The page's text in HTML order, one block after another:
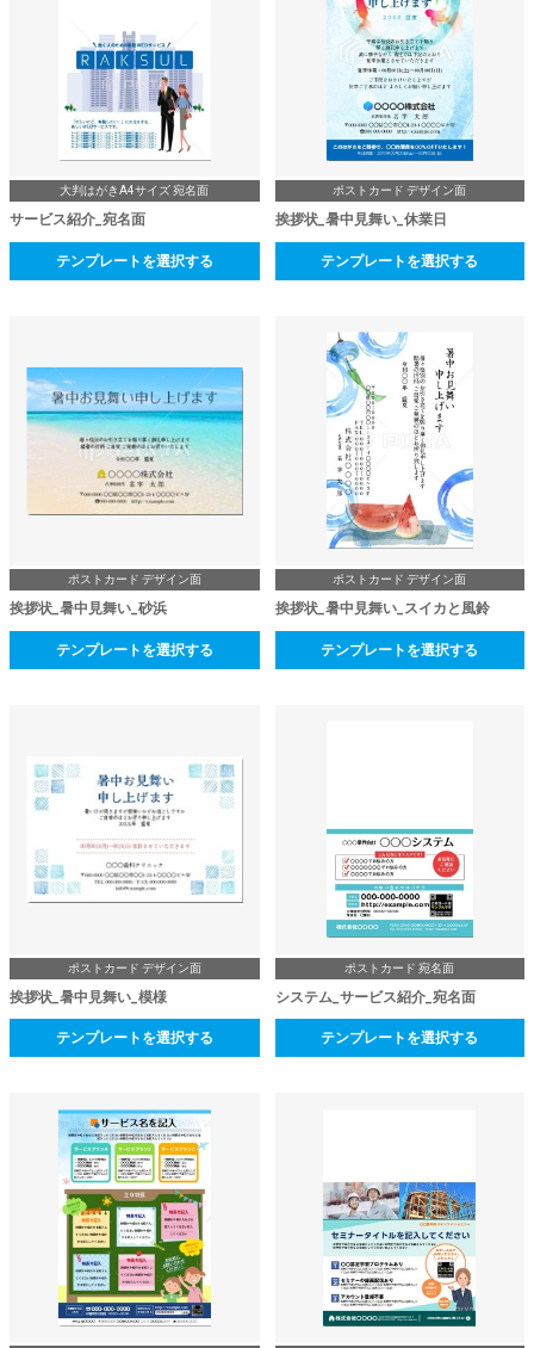
大判はがきA4サイズ 宛名面
サービス紹介_宛名面
テンプレートを選択する
ポストカード デザイン面
挨拶状_暑中見舞い_休業日
テンプレートを選択する
ポストカード デザイン面
挨拶状_暑中見舞い_砂浜
テンプレートを選択する
ポストカード デザイン面
挨拶状_暑中見舞い_スイカと風鈴
テンプレートを選択する
ポストカード デザイン面
挨拶状_暑中見舞い_模様
テンプレートを選択する
ポストカード 宛名面
システム_サービス紹介_宛名面
テンプレートを選択する